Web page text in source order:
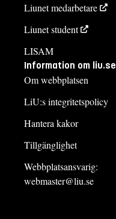
Liunet medarbetare
Liunet student
LISAM
Information om liu.se
Om webbplatsen
LiU:s integritetspolicy
Hantera kakor
Tillgänglighet
Webbplatsansvarig:
webmaster@liu.se